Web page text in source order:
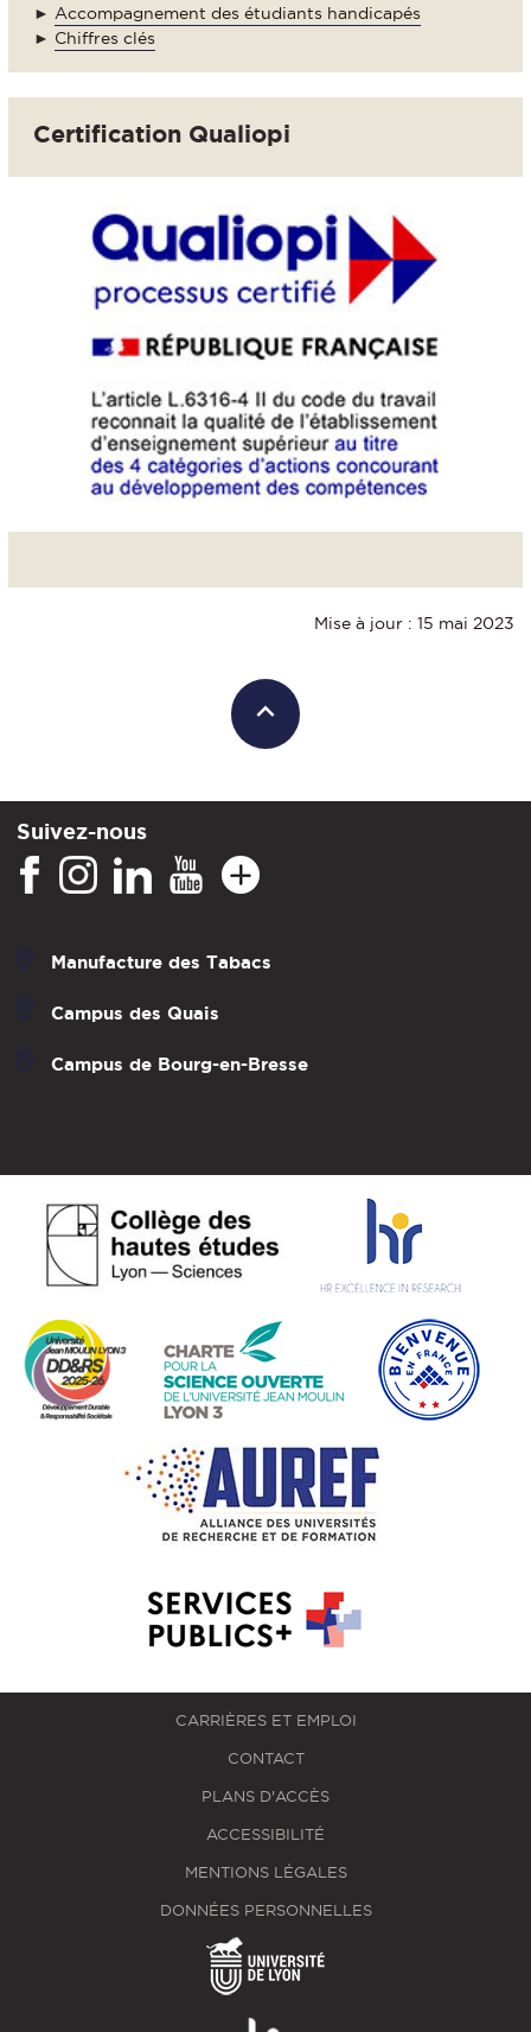
► Accompagnement des étudiants handicapés
► Chiffres clés
Certification Qualiopi
Mise à jour : 15 mai 2023
Suivez-nous
Manufacture des Tabacs
Campus des Quais
Campus de Bourg-en-Bresse
CARRIÈRES ET EMPLOI
CONTACT
PLANS D'ACCÈS
ACCESSIBILITÉ
MENTIONS LÉGALES
DONNÉES PERSONNELLES